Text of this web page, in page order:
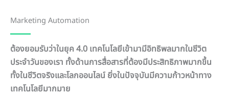
Marketing Automation
ต้องยอมรับว่าในยุค 4.0 เทคโนโลยีเข้ามามีอิทธิพลมากในชีวิต
ประจำวันของเรา ทั้งด้านการสื่อสารที่ต้องมีประสิทธิภาพมากขึ้น
ทั้งในชีวิตจริงและโลกออนไลน์ ยิ่งในปัจจุบันมีความก้าวหน้าทาง
เทคโนโลยีมากมาย